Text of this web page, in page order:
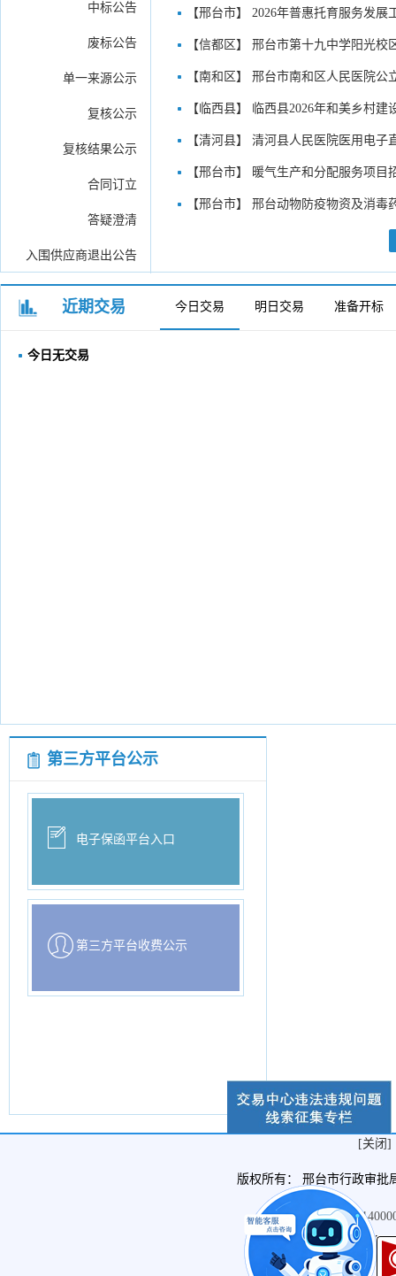
中标公告
废标公告
单一来源公示
复核公示
复核结果公示
合同订立
答疑澄清
入围供应商退出公告
【邢台市】 2026年普惠托育服务发
【信都区】 邢台市第十九中学阳光
【南和区】 邢台市南和区人民医院
【临西县】 临西县2026年和美乡村
【清河县】 清河县人民医院医用电
【邢台市】 暖气生产和分配服务项目
【邢台市】 邢台动物防疫物资及消毒
近期交易 今日交易 明日交易 准备开标
今日无交易
第三方平台公示
电子保函平台入口
第三方平台收费公示
[关闭]
版权所有： 邢台市行政审批
冀ICP备